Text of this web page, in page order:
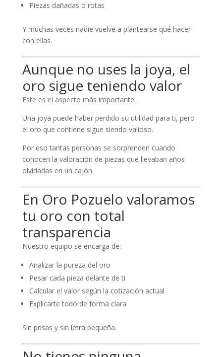
Piezas dañadas o rotas
Y muchas veces nadie vuelve a plantearse qué hacer
con ellas.
Aunque no uses la joya, el
oro sigue teniendo valor
Este es el aspecto más importante.
Una joya puede haber perdido su utilidad para ti, pero
el oro que contiene sigue siendo valioso.
Por eso tantas personas se sorprenden cuando
conocen la valoración de piezas que llevaban años
olvidadas en un cajón.
En Oro Pozuelo valoramos
tu oro con total
transparencia
Nuestro equipo se encarga de:
Analizar la pureza del oro
Pesar cada pieza delante de ti
Calcular el valor según la cotización actual
Explicarte todo de forma clara
Sin prisas y sin letra pequeña.